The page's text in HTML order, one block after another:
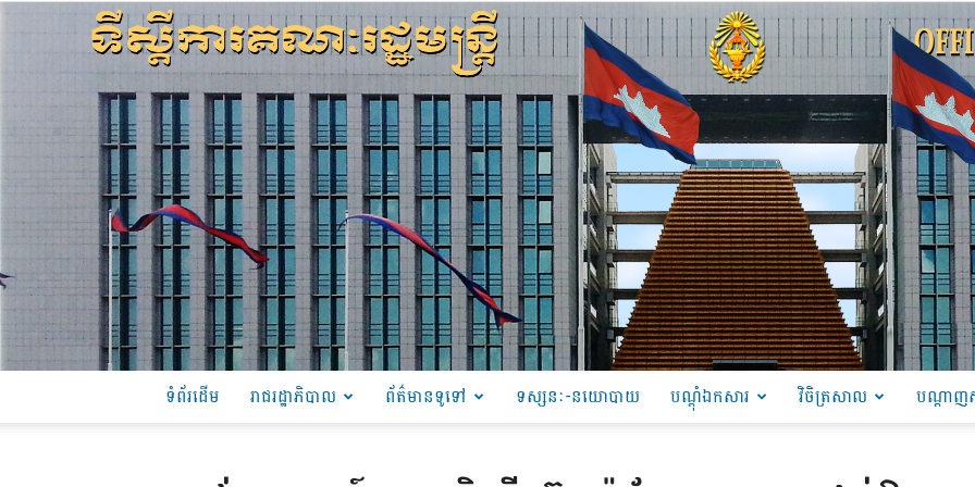
ទំព័រដើម រាជរដ្ឋាភិបាល ព័ត៌មានទូទៅ ទស្សនៈ-នយោបាយ បណ្ដុំឯកសារ វិចិត្រសាល បណ្តាញ